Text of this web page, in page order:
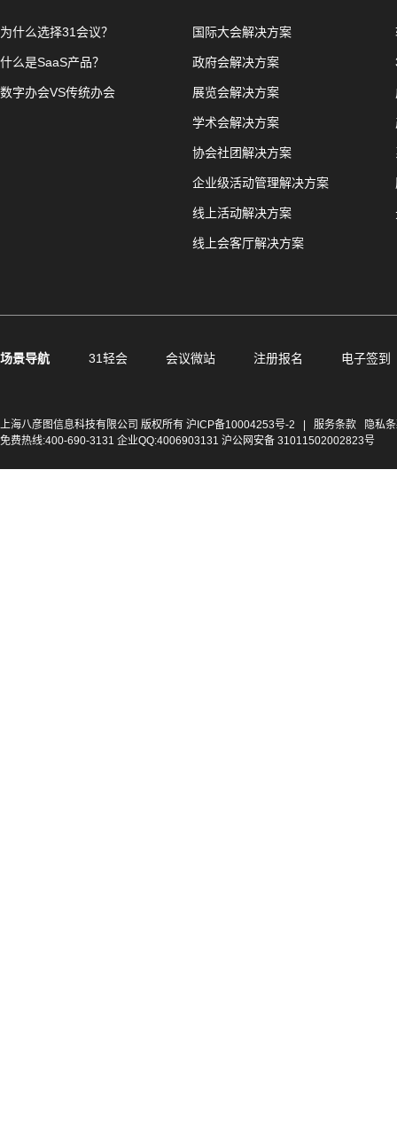
为什么选择31会议？
什么是SaaS产品？
数字办会VS传统办会
国际大会解决方案
政府会解决方案
展览会解决方案
学术会解决方案
协会社团解决方案
企业级活动管理解决方案
线上活动解决方案
线上会客厅解决方案
场景导航 31轻会 会议微站 注册报名 电子签到
上海八彦图信息科技有限公司 版权所有 沪ICP备10004253号-2 服务条款
隐私
免费热线:400-690-3131 企业QQ:4006903131 沪公网安备 31011502002823号